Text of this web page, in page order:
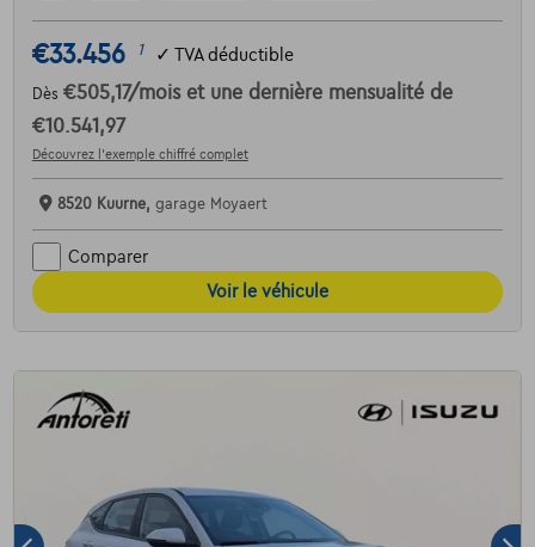
€33.456 1 ✓ TVA déductible
Dès €505,17/mois et une dernière mensualité de
€10.541,97
Découvrez l’exemple chiffré complet
8520 Kuurne, garage Moyaert
Comparer
Voir le véhicule